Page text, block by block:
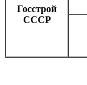
Госстрой
СССР